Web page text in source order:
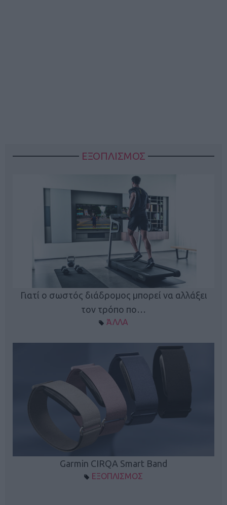
ΕΞΟΠΛΙΣΜΟΣ
Γιατί ο σωστός διάδρομος μπορεί να αλλάξει
τον τρόπο πο…
ΆΛΛΑ
Garmin CIRQA Smart Band
ΕΞΟΠΛΙΣΜΟΣ